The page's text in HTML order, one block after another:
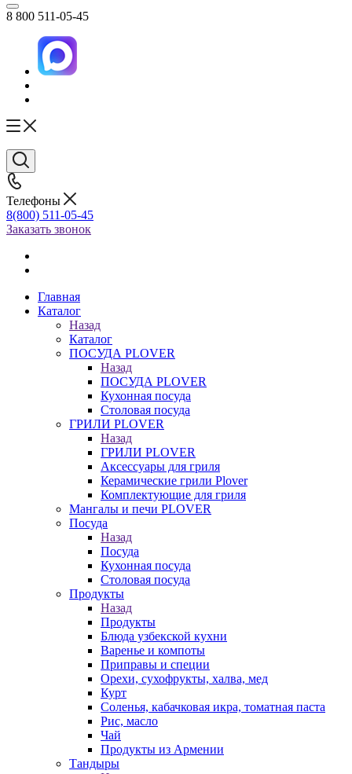
8 800 511-05-45
Телефоны
8(800) 511-05-45
Заказать звонок
Главная
Каталог
Назад
Каталог
ПОСУДА PLOVER
Назад
ПОСУДА PLOVER
Кухонная посуда
Столовая посуда
ГРИЛИ PLOVER
Назад
ГРИЛИ PLOVER
Аксессуары для гриля
Керамические грили Plover
Комплектующие для гриля
Мангалы и печи PLOVER
Посуда
Назад
Посуда
Кухонная посуда
Столовая посуда
Продукты
Назад
Продукты
Блюда узбекской кухни
Варенье и компоты
Приправы и специи
Орехи, сухофрукты, халва, мед
Курт
Соленья, кабачковая икра, томатная паста
Рис, масло
Чай
Продукты из Армении
Тандыры